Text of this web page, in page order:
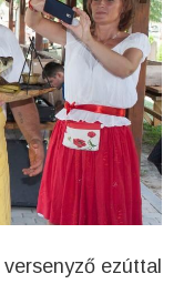
ezúttal